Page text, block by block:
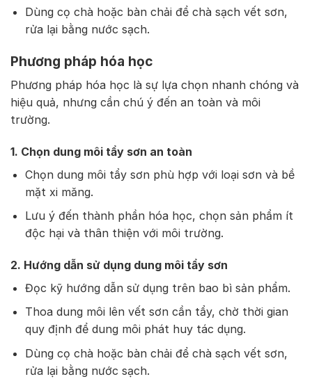
Dùng cọ chà hoặc bàn chải để chà sạch vết sơn,
rửa lại bằng nước sạch.
Phương pháp hóa học
Phương pháp hóa học là sự lựa chọn nhanh chóng và
hiệu quả, nhưng cần chú ý đến an toàn và môi
trường.
1. Chọn dung môi tẩy sơn an toàn
Chọn dung môi tẩy sơn phù hợp với loại sơn và bề
mặt xi măng.
Lưu ý đến thành phần hóa học, chọn sản phẩm ít
độc hại và thân thiện với môi trường.
2. Hướng dẫn sử dụng dung môi tẩy sơn
Đọc kỹ hướng dẫn sử dụng trên bao bì sản phẩm.
Thoa dung môi lên vết sơn cần tẩy, chờ thời gian
quy định để dung môi phát huy tác dụng.
Dùng cọ chà hoặc bàn chải để chà sạch vết sơn,
rửa lại bằng nước sạch.